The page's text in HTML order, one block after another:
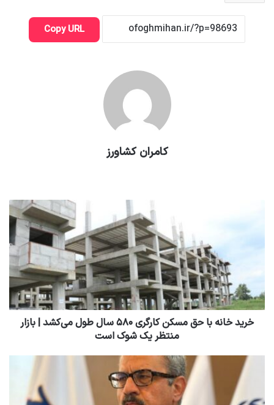
Copy URL
کامران کشاورز
خرید خانه با حق مسکن کارگری ۵۸۰ سال طول می‌کشد | بازار
منتظر یک شوک است